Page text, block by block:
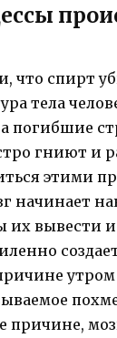
что спирт
тела
а погибшие
гниют и
этими
начинает
их вывести
причине,